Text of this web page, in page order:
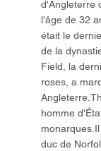
d'Angleterre
l'âge de 32
était le
de la
Field, la
roses, a
homme
duc de